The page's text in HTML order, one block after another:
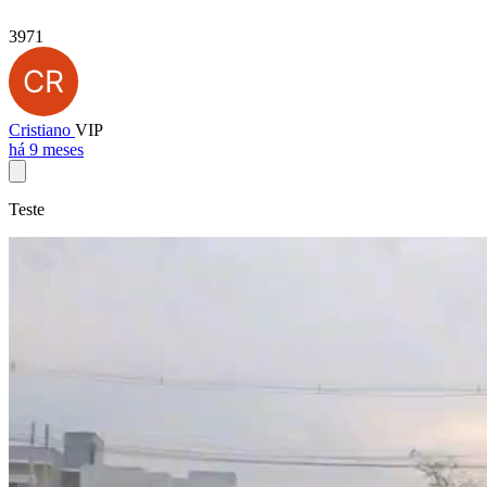
3971
Cristiano VIP
há 9 meses
Teste